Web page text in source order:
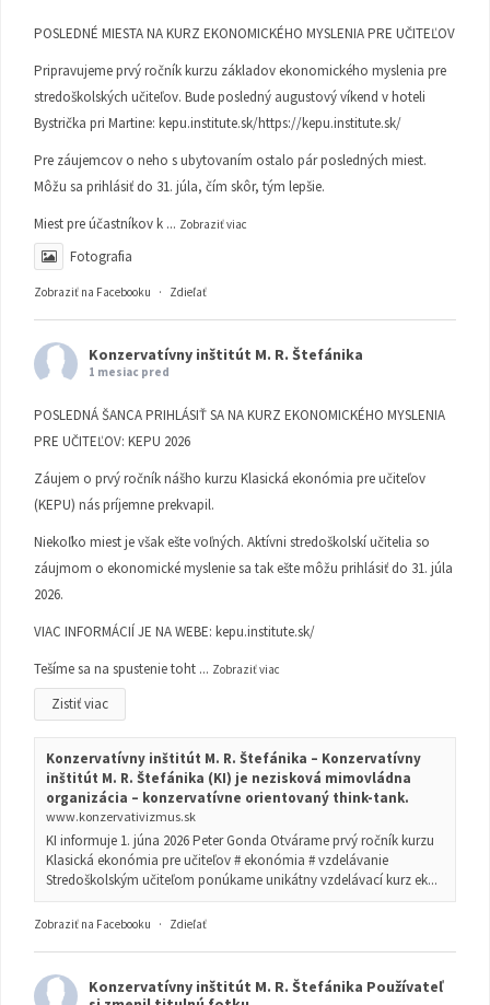
POSLEDNÉ MIESTA NA KURZ EKONOMICKÉHO MYSLENIA PRE UČITEĽOV
Pripravujeme prvý ročník kurzu základov ekonomického myslenia pre
stredoškolských učiteľov. Bude posledný augustový víkend v hoteli
Bystrička pri Martine: kepu.institute.sk/https://kepu.institute.sk/
Pre záujemcov o neho s ubytovaním ostalo pár posledných miest.
Môžu sa prihlásiť do 31. júla, čím skôr, tým lepšie.
Miest pre účastníkov k ... Zobraziť viac
Fotografia
Zobraziť na Facebooku · Zdieľať
Konzervatívny inštitút M. R. Štefánika
1 mesiac pred
POSLEDNÁ ŠANCA PRIHLÁSIŤ SA NA KURZ EKONOMICKÉHO MYSLENIA
PRE UČITEĽOV: KEPU 2026
Záujem o prvý ročník nášho kurzu Klasická ekonómia pre učiteľov
(KEPU) nás príjemne prekvapil.
Niekoľko miest je však ešte voľných. Aktívni stredoškolskí učitelia so
záujmom o ekonomické myslenie sa tak ešte môžu prihlásiť do 31. júla
2026.
VIAC INFORMÁCIÍ JE NA WEBE: kepu.institute.sk/
Tešíme sa na spustenie toht ... Zobraziť viac
Zistiť viac
Konzervatívny inštitút M. R. Štefánika – Konzervatívny
inštitút M. R. Štefánika (KI) je nezisková mimovládna
organizácia – konzervatívne orientovaný think-tank.
www.konzervativizmus.sk
KI informuje 1. júna 2026 Peter Gonda Otvárame prvý ročník kurzu
Klasická ekonómia pre učiteľov # ekonómia # vzdelávanie
Stredoškolským učiteľom ponúkame unikátny vzdelávací kurz ek...
Zobraziť na Facebooku · Zdieľať
Konzervatívny inštitút M. R. Štefánika Používateľ